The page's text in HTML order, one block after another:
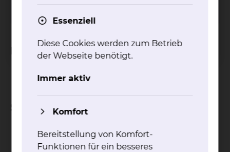
Per E-Mail kontaktieren
Fachgebiete
Chirurgie
Schwerpunkte
der gesamte obere Gastrointestinaltrakt
Essenziell
Diese Cookies werden zum Betrieb
der Webseite benötigt.
Immer aktiv
Komfort
Bereitstellung von Komfort-
Funktionen für ein besseres